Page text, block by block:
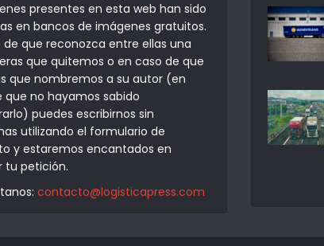
presentes en esta web han sido
en bancos de imágenes gratuitos.
de que reconozca entre ellas una
que quitemos o en caso de que
que nombremos a su autor (en
que no hayamos sabido
puedes escribirnos sin
utilizando el formulario de
y estaremos encantados en
tu petición.
contacto@logisticapress.com